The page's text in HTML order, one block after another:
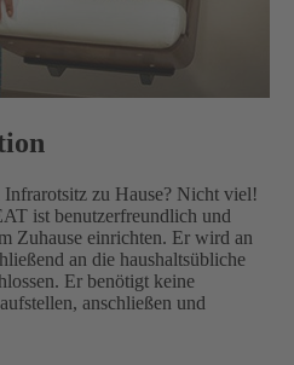
zu Hause? Nicht viel!
ist benutzerfreundlich und
Zuhause einrichten. Er wird an
an die haushaltsübliche
Er benötigt keine
anschließen und